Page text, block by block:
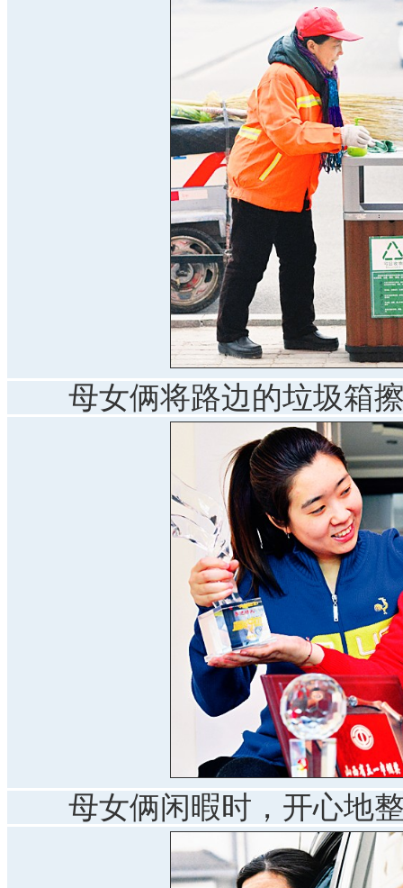
母女俩将路边的垃圾箱擦
母女俩闲暇时，开心地整